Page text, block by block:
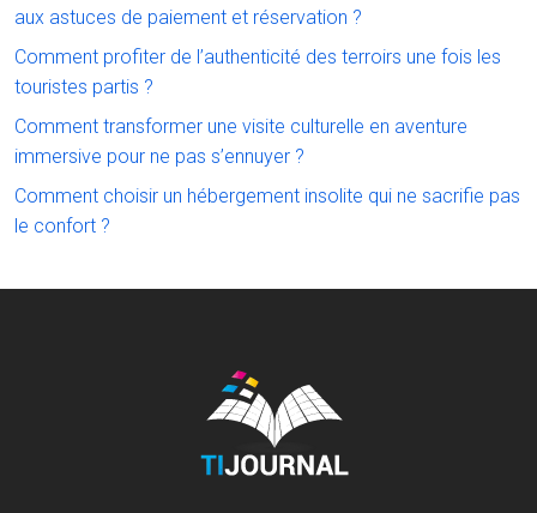
aux astuces de paiement et réservation ?
Comment profiter de l’authenticité des terroirs une fois les
touristes partis ?
Comment transformer une visite culturelle en aventure
immersive pour ne pas s’ennuyer ?
Comment choisir un hébergement insolite qui ne sacrifie pas
le confort ?